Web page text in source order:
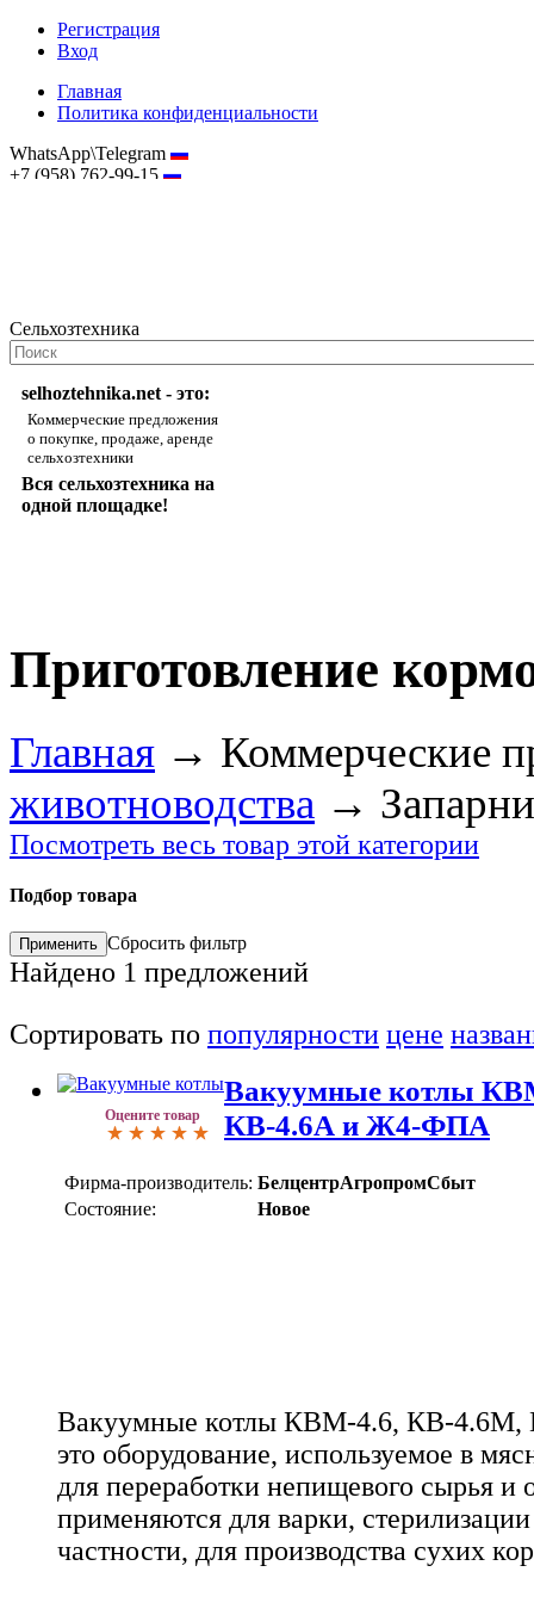
Регистрация
Вход
Главная
Политика конфиденциальности
WhatsApp\Telegram
+7 (958) 762-99-15
Сельхозтехника
selhoztehnika.net - это:
Коммерческие предложения
о покупке, продаже, аренде
сельхозтехники
Вся сельхозтехника на
одной площадке!
Приготовление
Главная → Коммерческие
животноводства →
Посмотреть весь товар этой категории
Подбор товара
Сбросить фильтр
Найдено 1 предложений
Сортировать по популярности цене
Оцените товар
Вакуумные котлы
КВ-4.6А и Ж4-ФПА
Фирма-производитель: БелцентрАгропромСбыт
Состояние:
Новое
Вакуумные котлы КВМ-4.6, КВ-
это оборудование, используемое в
для переработки непищевого сырья и
применяются для варки,
частности, для производства сухих